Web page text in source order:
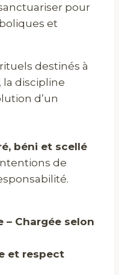
pour
et
destinés à
discipline
d’un
béni et scellé
de
Chargée selon
et respect